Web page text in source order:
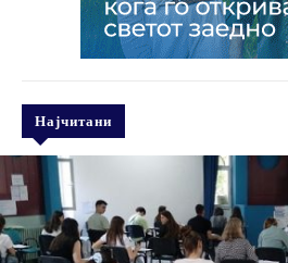
Најчитани